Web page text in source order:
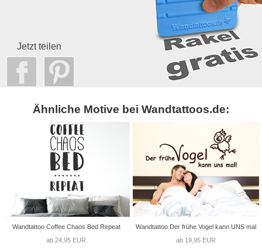
Jetzt teilen
Ähnliche Motive bei Wandtattoos.de:
Wandtattoo Coffee Chaos Bed Repeat
ab 24,95 EUR
Wandtattoo Der frühe Vogel kann UNS mal
ab 19,95 EUR